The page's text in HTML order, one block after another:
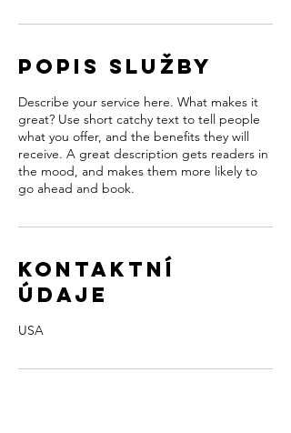
Popis služby
Describe your service here. What makes it
great? Use short catchy text to tell people
what you offer, and the benefits they will
receive. A great description gets readers in
the mood, and makes them more likely to
go ahead and book.
Kontaktní
údaje
USA